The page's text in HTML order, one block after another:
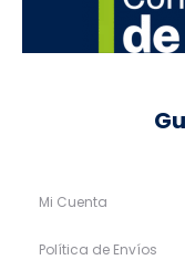
Mi Cuenta
Política de Envíos